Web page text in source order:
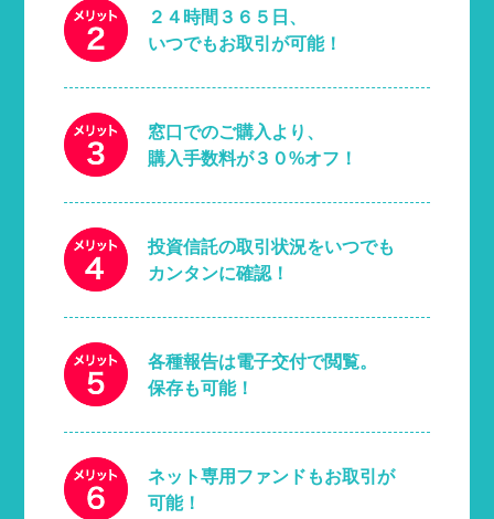
２４時間３６５日、
いつでもお取引が可能！
窓口でのご購入より、
購入手数料が３０%オフ！
投資信託の取引状況をいつでも
カンタンに確認！
各種報告は電子交付で閲覧。
保存も可能！
ネット専用ファンドもお取引が
可能！